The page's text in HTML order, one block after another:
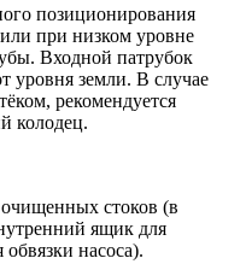
позиционирования
при низком уровне
Входной патрубок
уровня земли. В случае
рекомендуется
колодец.
стоков (в
ящик для
насоса).